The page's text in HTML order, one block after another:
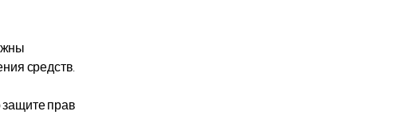
средств.
прав